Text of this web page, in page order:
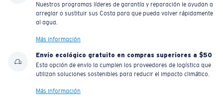
Nuestros programas líderes de garantía y reparación le ayudan a
arreglar o sustituir sus Costa para que pueda volver rápidamente
al agua.
Más información
Envío ecológico gratuito en compras superiores a $50
Esta opción de envío la cumplen los proveedores de logística que
utilizan soluciones sostenibles para reducir el impacto climático.
Más información